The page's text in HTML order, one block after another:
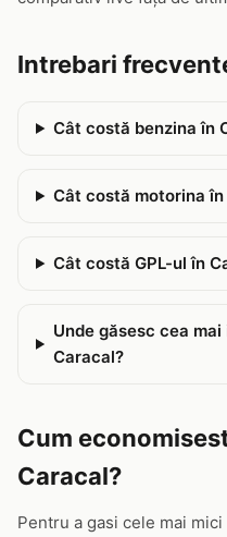
Intrebari
Cât costă benzina în
Cât costă motorina
Cât costă GPL-ul în
Unde găsesc cea
Caracal?
Cum
Caracal?
Pentru a gasi cele mai